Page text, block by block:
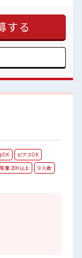
製品を扱う現場で
高さに上げま
産業用ロボットの
ボットの動きを
残業は月20時間
があると毎日の
しいことにチャ
が整った派遣の
20代の若い世代が
でランチや休憩
する
OK
ピアスOK
残業 20H以上
少人数